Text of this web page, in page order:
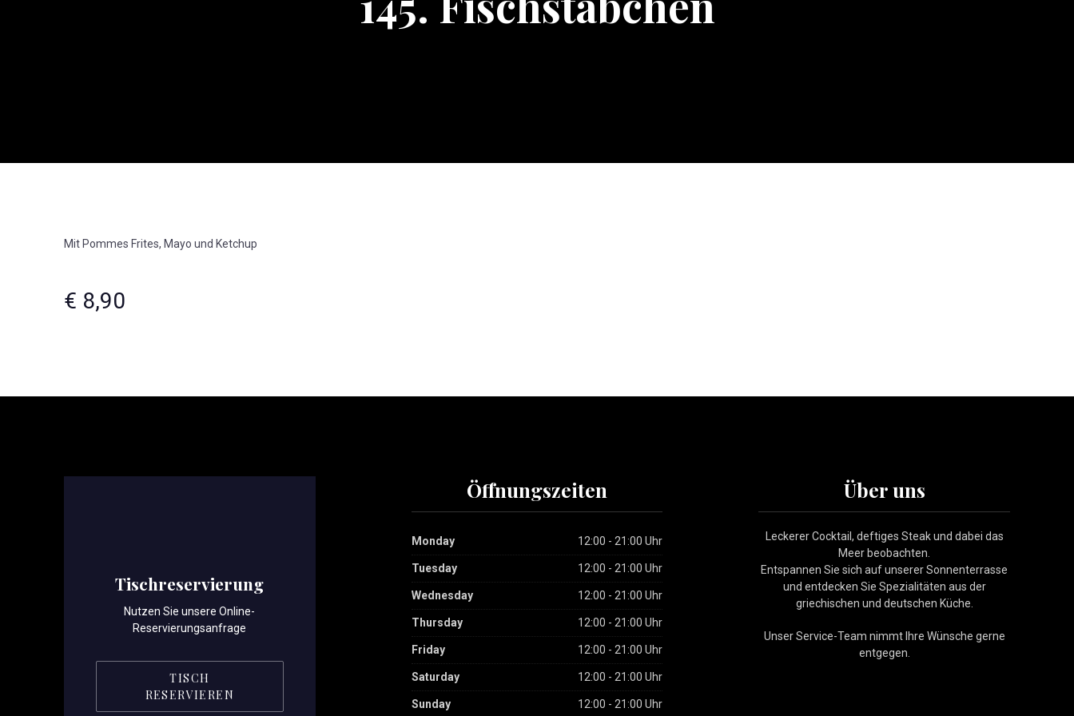
Mit Pommes Frites, Mayo und Ketchup
€ 8,90
Tischreservierung
Nutzen Sie unsere Online-
Reservierungsanfrage
TISCH
RESERVIEREN
Öffnungszeiten
Monday 12:00 - 21:00 Uhr
Tuesday 12:00 - 21:00 Uhr
Wednesday 12:00 - 21:00 Uhr
Thursday 12:00 - 21:00 Uhr
Friday 12:00 - 21:00 Uhr
Saturday 12:00 - 21:00 Uhr
Sunday 12:00 - 21:00 Uhr
Über uns
Leckerer Cocktail, deftiges Steak und dabei das
Meer beobachten.
Entspannen Sie sich auf unserer Sonnenterrasse
und entdecken Sie Spezialitäten aus der
griechischen und deutschen Küche.
Unser Service-Team nimmt Ihre Wünsche gerne
entgegen.